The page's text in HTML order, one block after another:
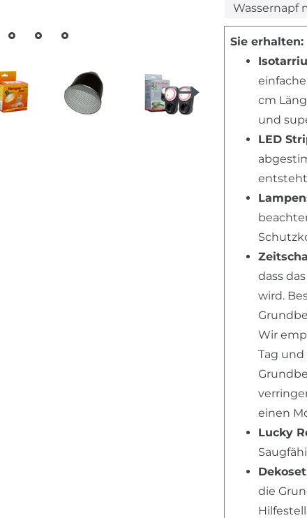
Sie erhalten:
cm
und
LED
dass
wird.
Wir
Tag
einen
Lucky
die